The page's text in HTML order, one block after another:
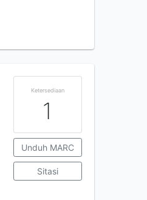
Ketersediaan
1
Unduh MARC
Sitasi